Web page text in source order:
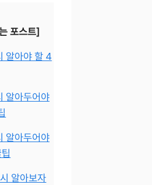
포스트]
알아야 할 4
알아두어야
알아두어야
알아보자